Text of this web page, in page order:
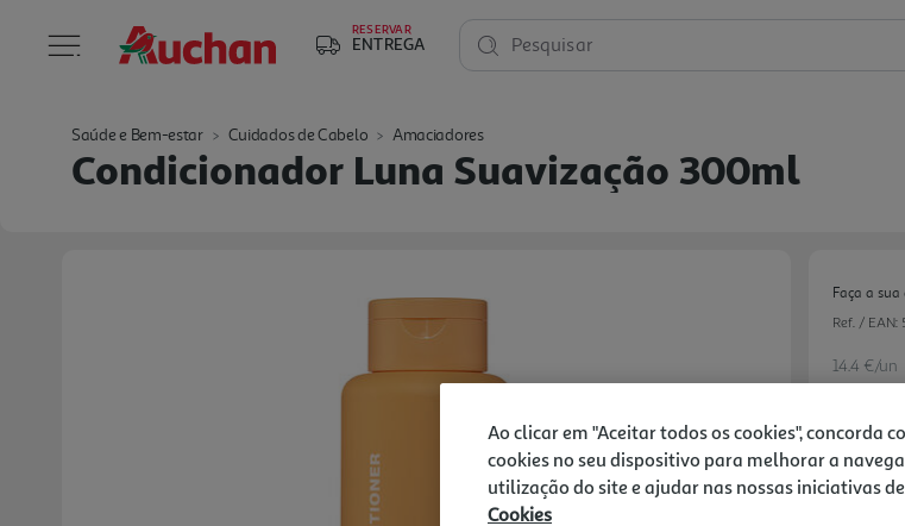
RESERVAR
ENTREGA Pesquisar
Saúde e Bem-estar Cuidados de Cabelo Amaciadores
Condicionador Luna Suavização 300ml
Faça a
Ref. / EAN:
14.4 €/un
Price
16,00 €
Ao clicar em "Aceitar todos os cookies", concorda
cookies no seu dispositivo para melhorar a
utilização do site e ajudar nas nossas iniciativas
Cookies